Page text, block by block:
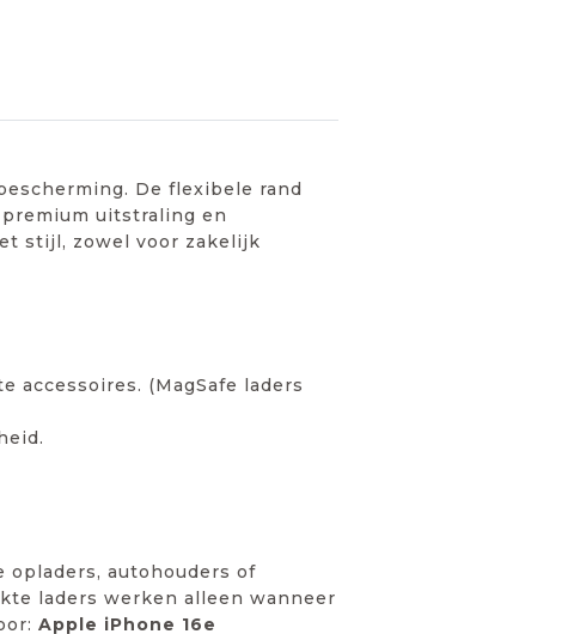
De flexibele rand
uitstraling en
stijl, zowel voor zakelijk
accessoires. (MagSafe laders
opladers, autohouders of
laders werken alleen wanneer
Apple iPhone 16e